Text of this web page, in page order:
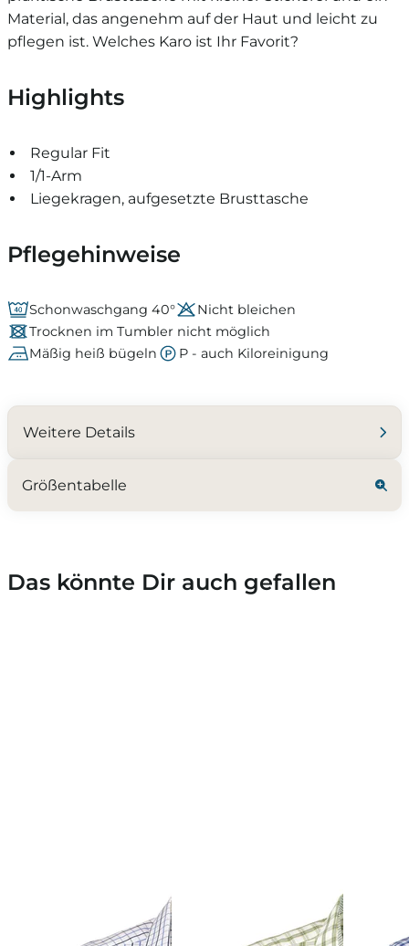
Material, das angenehm auf der Haut und leicht zu
pflegen ist. Welches Karo ist Ihr Favorit?
Highlights
Regular Fit
1/1-Arm
Liegekragen, aufgesetzte Brusttasche
Pflegehinweise
Schonwaschgang 40°
Nicht bleichen
Trocknen im Tumbler nicht möglich
Mäßig heiß bügeln
P - auch Kiloreinigung
Weitere Details
Größentabelle
Das könnte Dir auch gefallen